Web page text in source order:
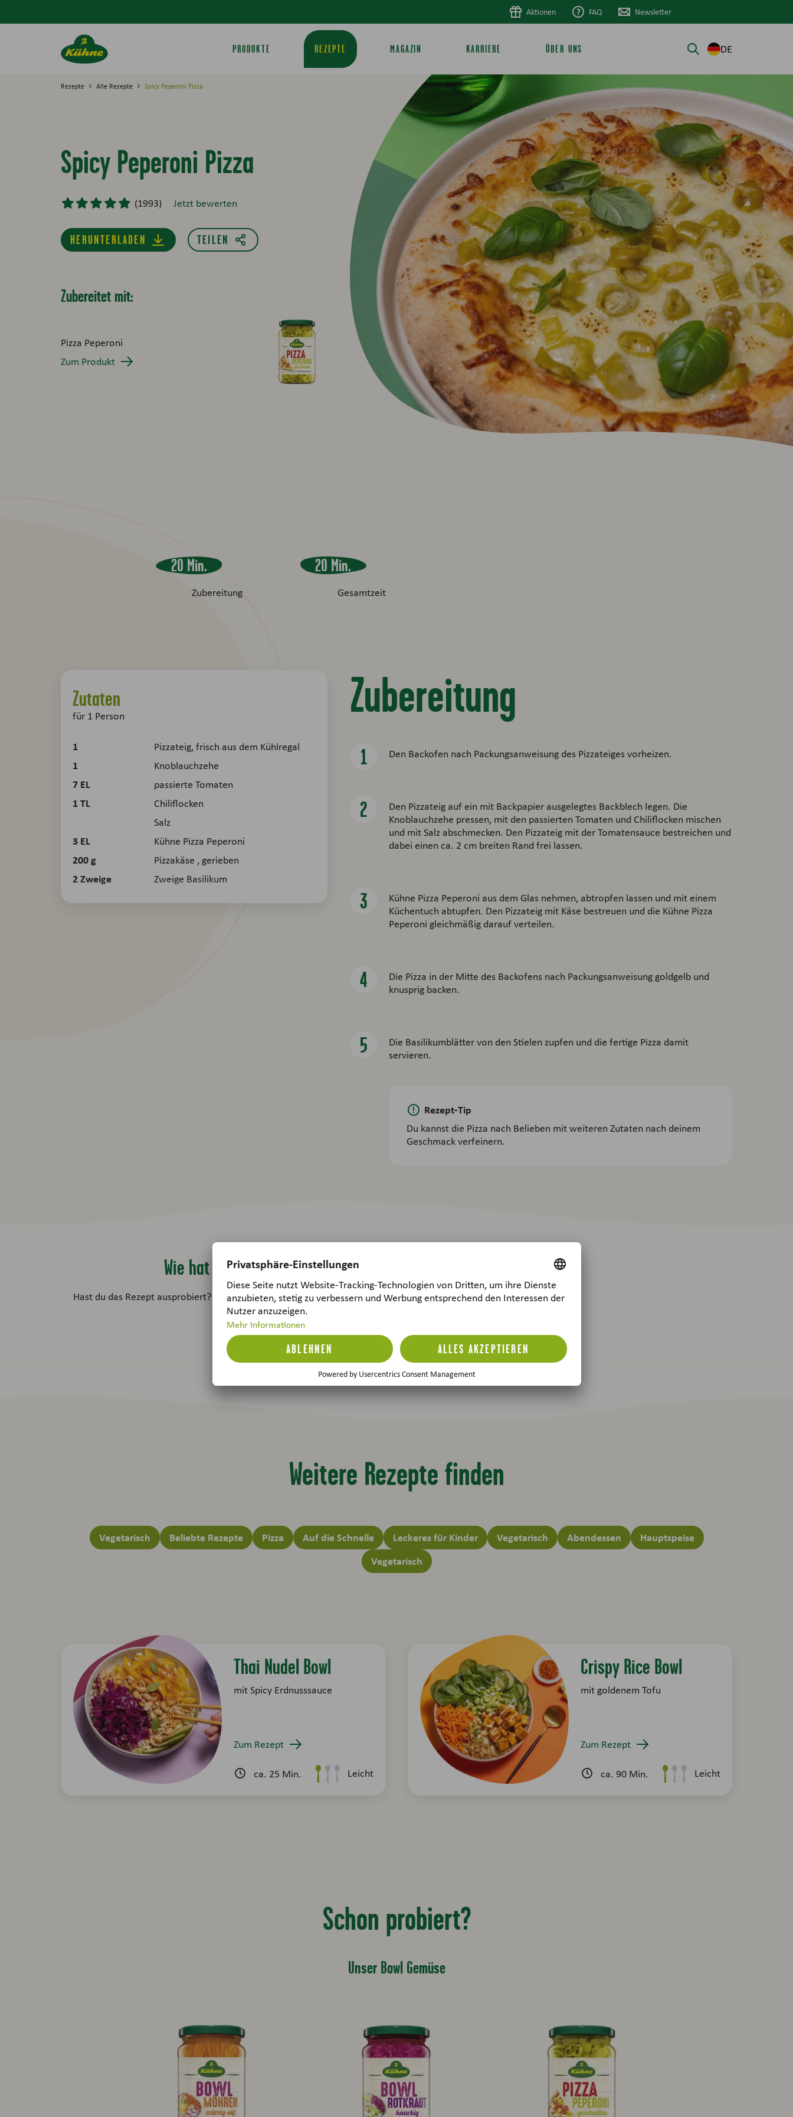
Springe zum Hauptinhalt
PRODUKTE REZEPTE MAGAZIN KARRIERE ÜBER UNS DE
Aktionen FAQ Newsletter
Rezepte Alle Rezepte Spicy Peperoni Pizza
Spicy Peperoni Pizza
(1993) Jetzt bewerten
HERUNTERLADEN
Zubereitet mit:
Pizza Peperoni
Zum Produkt
20 Min.
Zubereitung
20 Min.
Gesamtzeit
Zutaten
für 1 Person
1 Pizzateig, frisch aus dem Kühlregal
1 Knoblauchzehe
7 EL passierte Tomaten
1TL
Chiliflocken
Salz
3 EL Kühne Pizza Peperoni
200g Pizzakäse , gerieben
2Zweige Zweige Basilikum
Zubereitung
Den Backofen nach Packungsanweisung des Pizzateiges vorheizen.
Den Pizzateig auf ein mit Backpapier ausgelegtes Backblech legen. Die
Knoblauchzehe pressen, mit den passierten Tomaten und Chiliflocken mischen
und mit Salz abschmecken. Den Pizzateig mit der Tomatensauce bestreichen und
dabei einen ca. 2 cm breiten Rand frei lassen.
Kühne Pizza Peperoni aus dem Glas nehmen, abtropfen lassen und mit einem
Küchentuch abtupfen. Den Pizzateig mit Käse bestreuen und die Kühne Pizza
Peperoni gleichmäßig darauf verteilen.
Die Pizza in der Mitte des Backofens nach Packungsanweisung goldgelb und
knusprig backen.
Die Basilikumblätter von den Stielen zupfen und die fertige Pizza damit
servieren.
Rezept-Tip
Du kannst die Pizza nach Belieben mit weiteren Zutaten nach deinem
Geschmack verfeinern.
Wie hat dir das Rezept geschmeckt?
Hast du das Rezept ausprobiert? Bewerte es und helfe damit anderen eine gute Wahl zu treffen.
Deine Bewertung:
Weitere Rezepte finden
Vegetarisch Beliebte Rezepte Pizza Auf die Schnelle Leckeres für Kinder Vegetarisch Abendessen
Hauptspeise
Vegetarisch
Thai Nudel Bowl
mit Spicy Erdnusssauce
Zum Rezept
ca. 25 Min. Leicht
Crispy Rice Bowl
mit goldenem Tofu
Zum Rezept
ca. 90 Min. Leicht
Schon probiert?
Unser Bowl Gemüse